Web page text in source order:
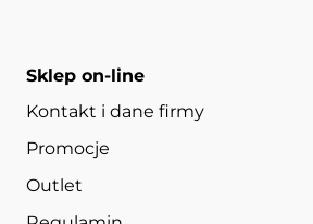
Sklep on-line
Kontakt i dane firmy
Promocje
Outlet